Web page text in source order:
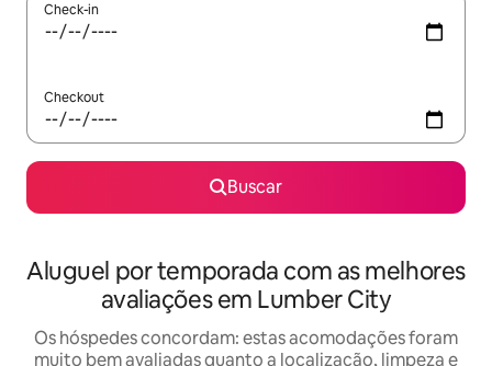
Check-in
Checkout
Buscar
Aluguel por temporada com as melhores
avaliações em Lumber City
Os hóspedes concordam: estas acomodações foram
muito bem avaliadas quanto a localização, limpeza e